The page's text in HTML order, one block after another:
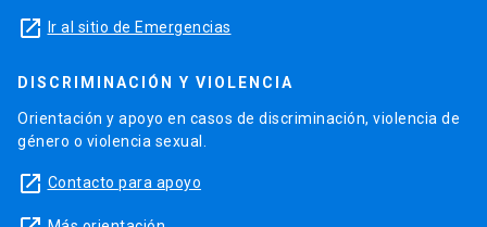
launch Ir al sitio de Emergencias
DISCRIMINACIÓN Y VIOLENCIA
Orientación y apoyo en casos de discriminación, violencia de
género o violencia sexual.
launch Contacto para apoyo